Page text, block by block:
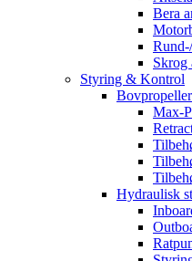
Bera
Skrog
Styring & Kontrol
Bovpropeller
Max-
Hydraulisk